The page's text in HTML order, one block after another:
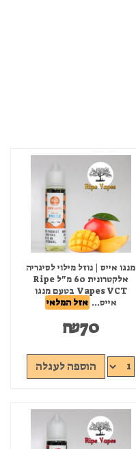
מנגו אייס | נוזל מילוי לסיגריה
אלקטרונית 60 מ"ל Ripe
Vapes VCT בטעם מנגו
אייס... אזל המלאי
₪70
הוספה לעגלה